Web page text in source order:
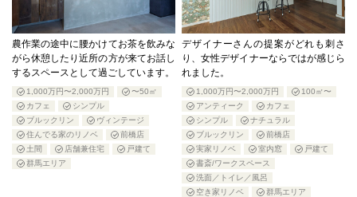
農作業の途中に腰かけてお茶を飲みな
がら休憩したり近所の方が来てお話し
するスペースとして過ごしています。
1,000万円〜2,000万円
〜50㎡
カフェ
シンプル
ブルックリン
ヴィンテージ
住んでる家のリノベ
前橋店
土間
店舗兼住宅
戸建て
群馬エリア
デザイナーさんの提案がどれも刺さ
り、女性デザイナーならではが感じら
れました。
1,000万円〜2,000万円
100㎡〜
アンティーク
カフェ
シンプル
ナチュラル
ブルックリン
前橋店
実家リノベ
室内窓
戸建て
書斎/ワークスペース
洗面／トイレ／風呂
空き家リノベ
群馬エリア